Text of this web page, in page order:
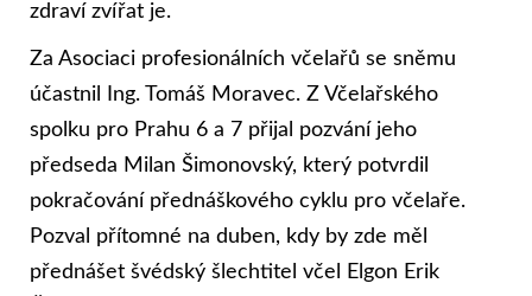
zdraví zvířat je.
Za Asociaci profesionálních včelařů se sněmu
účastnil Ing. Tomáš Moravec. Z Včelařského
spolku pro Prahu 6 a 7 přijal pozvání jeho
předseda Milan Šimonovský, který potvrdil
pokračování přednáškového cyklu pro včelaře.
Pozval přítomné na duben, kdy by zde měl
přednášet švédský šlechtitel včel Elgon Erik